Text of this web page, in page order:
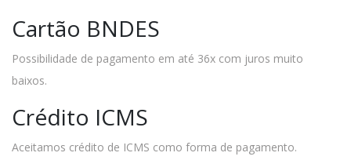
Cartão BNDES
Possibilidade de pagamento em até 36x com juros muito
baixos.
Crédito ICMS
Aceitamos crédito de ICMS como forma de pagamento.